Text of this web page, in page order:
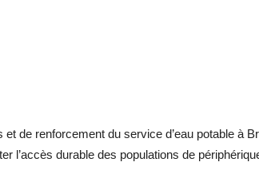
et de renforcement du service d’eau potable à
l’accès durable des populations de